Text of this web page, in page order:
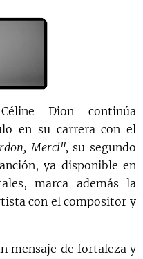
Dion continúa
en su carrera con el
Merci", su segundo
ya disponible en
marca además la
con el compositor y
mensaje de fortaleza y